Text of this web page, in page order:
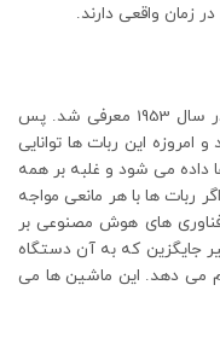
زمان واقعی دارند.
اولین وسیله نقلیه هدایت شونده خودکار در سال 1953 معرفی شد. پس
این ربات ها توانایی
داده می شود و غلبه بر همه
ربات ها با هر مانعی مواجه
فناوری های هوش مصنوعی بر
جایگزین که به آن دستگاه
می دهد. این ماشین ها می